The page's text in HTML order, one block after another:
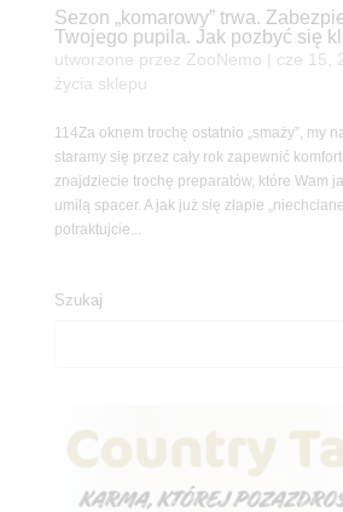
Sezon „komarowy” trwa.
Twojego pupila. Jak pozbyć się
utworzone przez ZooNemo cze 15,
życia sklepu
114Za oknem trochę ostatnio „smaży”, my
staramy się przez cały rok zapewnić
znajdziecie trochę preparatów, które Wam
umilą spacer. A jak już się złapie
potraktujcie...
Szukaj